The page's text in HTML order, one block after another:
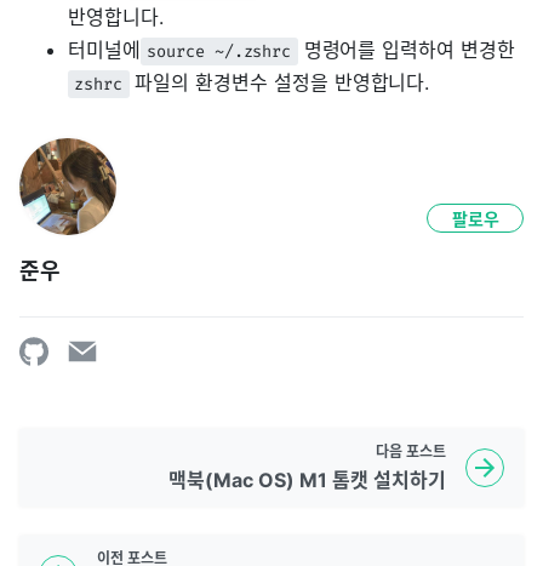
반영합니다.
터미널에
source ~/.zshrc 명령어를 입력하여 변경한
zshrc 파일의 환경변수 설정을 반영합니다.
준우
팔로우
이전 포스트
다음 포스트
맥북(Mac OS) M1 톰캣 설치하기